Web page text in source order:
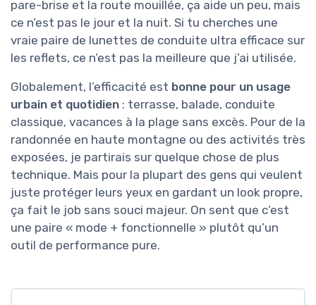
pare-brise et la route mouillée, ça aide un peu, mais
ce n’est pas le jour et la nuit. Si tu cherches une
vraie paire de lunettes de conduite ultra efficace sur
les reflets, ce n’est pas la meilleure que j’ai utilisée.
Globalement, l’efficacité est bonne pour un usage
urbain et quotidien : terrasse, balade, conduite
classique, vacances à la plage sans excès. Pour de la
randonnée en haute montagne ou des activités très
exposées, je partirais sur quelque chose de plus
technique. Mais pour la plupart des gens qui veulent
juste protéger leurs yeux en gardant un look propre,
ça fait le job sans souci majeur. On sent que c’est
une paire « mode + fonctionnelle » plutôt qu’un
outil de performance pure.